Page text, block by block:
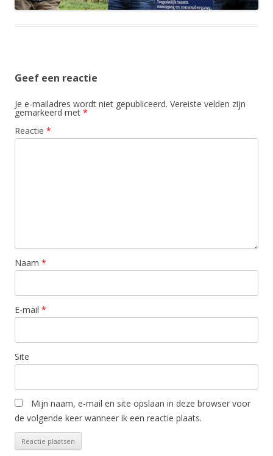
Geef een reactie
Je e-mailadres wordt niet gepubliceerd. Vereiste velden zijn
gemarkeerd met *
Reactie *
Naam *
E-mail *
Site
Mijn naam, e-mail en site opslaan in deze browser voor
de volgende keer wanneer ik een reactie plaats.